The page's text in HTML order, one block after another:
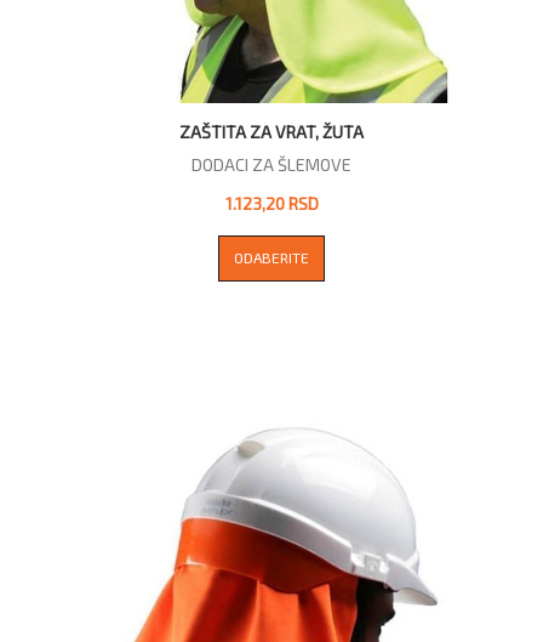
ZAŠTITA ZA VRAT, ŽUTA
DODACI ZA ŠLEMOVE
1.123,20 RSD
ODABERITE